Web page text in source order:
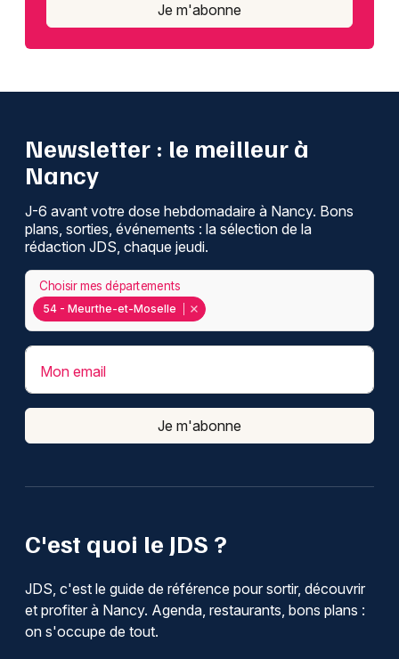
Je m'abonne
C'est quoi le JDS ?
JDS, c'est le guide de référence pour sortir, découvrir
et profiter à Nancy. Agenda, restaurants, bons plans :
on s'occupe de tout.
Newsletter : le meilleur à
Nancy
J-6 avant votre dose hebdomadaire à Nancy. Bons
plans, sorties, événements : la sélection de la
rédaction JDS, chaque jeudi.
54 - Meurthe-et-Moselle
Choisir mes départements
Mon email
Je m'abonne